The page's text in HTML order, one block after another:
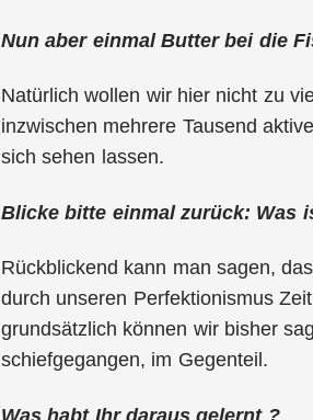
Nun aber einmal Butter bei die
Natürlich wollen wir hier nicht zu
inzwischen mehrere Tausend
sich sehen lassen.
Blicke bitte einmal zurück: Was
Rückblickend kann man sagen,
durch unseren Perfektionismus
grundsätzlich können wir bisher
schiefgegangen, im Gegenteil.
Was habt Ihr daraus gelernt ?